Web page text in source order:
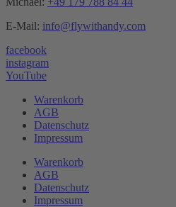
E-Mail: info@flywithandy.com
facebook
instagram
YouTube
Warenkorb
AGB
Datenschutz
Impressum
Warenkorb
AGB
Datenschutz
Impressum